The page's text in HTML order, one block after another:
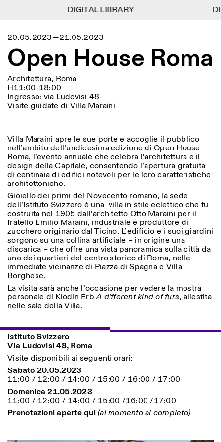
Menu
Lingua EN IT DE
FR
Calendario
Istituto Svizzero
Ricerca
Residenze
Organizzazione
Biblioteca
Jobs
Altre Attività
NEWSLETTER
Registrati alla nostra newsletter per ricevere
informazioni sui nostri eventi
Facebook Instagram Linkedin Vimeo
Privacy Policy
Information
ISTITUTO SVIZZERO
ROMA
Villa Maraini
Barberini
ORARI PORTINERIA:
LUN-VEN
09:00–13:30, 14:30–18:00
ORARI MOSTRE:
Atlas Studios
Mercoledì/Venerdì: 14:30-
18:30
Giovedì: 14:30-20:00
Sabato/Domenica: 11:00-
18:30
VISITE GUIDATE:
Solo su prenotazione
(italiano, inglese)
Tariffa: 10€ per persona
visite@istitutosvizzero.it
Filtri
Area di appartenenza
Reset
Arte
Luogo
Categoria
Reset
Tutte le categorie
Antropologia
Archeologia
Astrofisica
Book launch
Altre opzioni...
Durata (giorni)
1
20.05.2023—21.05.2023
Open House Roma
Architettura, Roma
H11:00-18:00
Ingresso: via Ludovisi 48
Visite guidate di Villa Maraini
Villa Maraini apre le sue porte e accoglie il pubblico
nell’ambito dell’undicesima edizione di Open House
Roma, l’evento annuale che celebra l’architettura e il
design della Capitale, consentendo l’apertura gratuita
di centinaia di edifici notevoli per le loro caratteristiche
architettoniche.
Gioiello dei primi del Novecento romano, la sede
dell’Istituto Svizzero è una villa in stile eclettico che fu
costruita nel 1905 dall’architetto Otto Maraini per il
fratello Emilio Maraini, industriale e produttore di
zucchero originario dal Ticino. L’edificio e i suoi giardini
sorgono su una collina artificiale – in origine una
discarica – che offre una vista panoramica sulla città da
uno dei quartieri del centro storico di Roma, nelle
immediate vicinanze di Piazza di Spagna e Villa
Borghese.
La visita sarà anche l’occasione per vedere la mostra
personale di Klodin ErbA different kind of furs, allestita
nelle sale della Villa.
Istituto Svizzero
Via Ludovisi 48, Roma
Visite disponibili ai seguenti orari:
Sabato 20.05.2023
11:00 / 12:00 / 14:00 / 15:00 / 16:00 / 17:00
Domenica 21.05.2023
11:00 / 12:00 / 14:00 / 15:00 /16:00 /17:00
Prenotazioni aperte qui (al momento al completo)
DIGITAL LIBRARY
DIGITAL LIBRARY